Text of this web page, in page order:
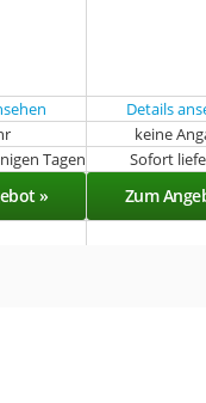
Details
keine
Tagen Sofort
» Zum